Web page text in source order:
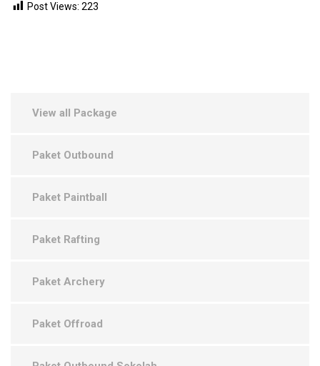
Post Views: 223
View all Package
Paket Outbound
Paket Paintball
Paket Rafting
Paket Archery
Paket Offroad